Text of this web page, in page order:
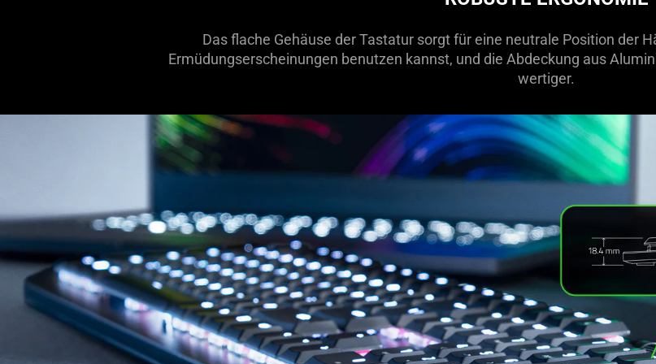
Das flache Gehäuse der Tastatur sorgt für eine neutrale Position der
Ermüdungserscheinungen benutzen kannst, und die Abdeckung aus
wertiger.